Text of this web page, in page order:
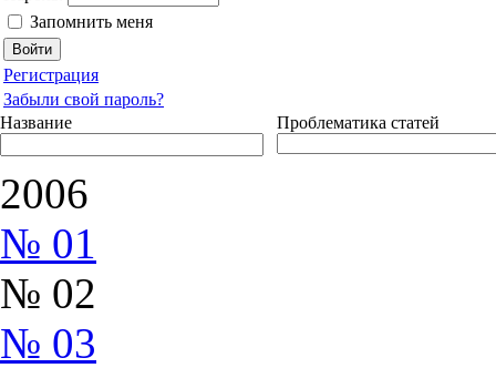
Запомнить меня
Регистрация
Забыли свой пароль?
Название
Проблематика статей
2006
№ 01
№ 02
№ 03